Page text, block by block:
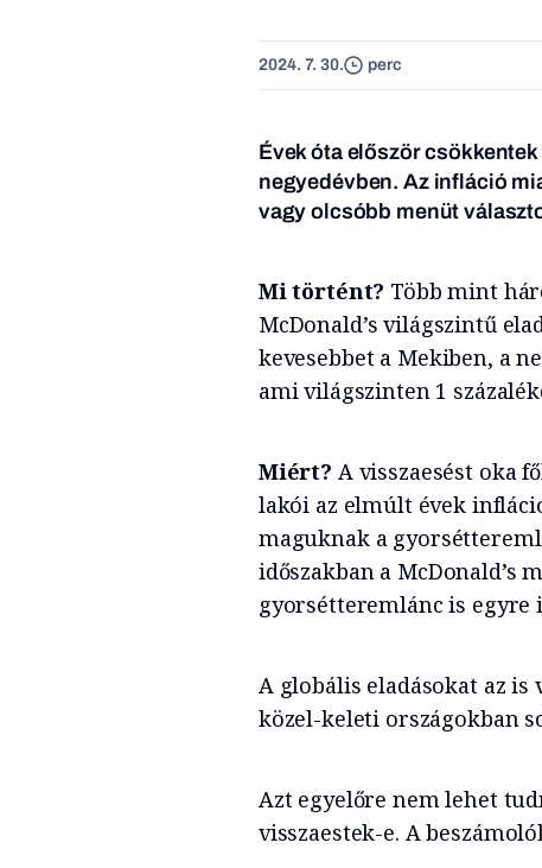
2024. 7. 30. perc
Évek óta először
negyedévben. Az infláció
vagy olcsóbb menüt
Mi történt? Több mint
McDonald’s világszintű
kevesebbet a Mekiben, a
ami világszinten 1
Miért? A visszaesést oka
lakói az elmúlt évek
maguknak a
időszakban a McDonald’s
gyorsétteremlánc is egyre
A globális eladásokat az is
közel-keleti országokban
Azt egyelőre nem lehet
visszaestek-e. A